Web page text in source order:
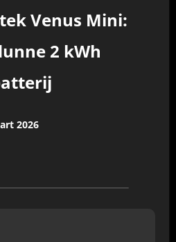
Venus Mini:
2 kWh
2026